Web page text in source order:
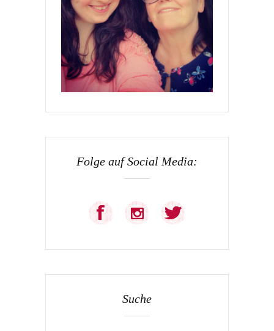
Folge auf Social Media:
Suche